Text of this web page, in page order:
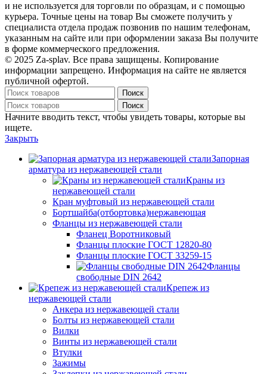
и не используется для торговли по образцам, и с помощью
курьера. Точные цены на товар Вы сможете получить у
специалиста отдела продаж позвонив по нашим телефонам,
указанным на сайте или при оформлении заказа Вы получите
в форме коммерческого предложения.
© 2025 Za-splav. Все права защищены. Копирование
информации запрещено. Информация на сайте не является
публичной офертой.
Поиск
Поиск
Начните вводить текст, чтобы увидеть товары, которые вы
ищете.
Закрыть
Запорная
арматура из нержавеющей стали
Краны из
нержавеющей стали
Кран муфтовый из нержавеющей стали
Бортшайба(отбортовка)нержавеющая
Фланцы из нержавеющей стали
Фланец Воротниковый
Фланцы плоские ГОСТ 12820-80
Фланцы плоские ГОСТ 33259-15
Фланцы
свободные DIN 2642
Крепеж из
нержавеющей стали
Анкера из нержавеющей стали
Болты из нержавеющей стали
Вилки
Винты из нержавеющей стали
Втулки
Зажимы